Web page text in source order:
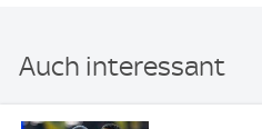
Auch interessant